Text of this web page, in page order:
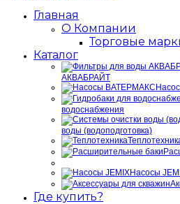
Главная
О Компании
Торговые
Каталог
АКВАБРАЙТ
водоснабжения
воды (водоподготовка)
Насосы
Где купить?